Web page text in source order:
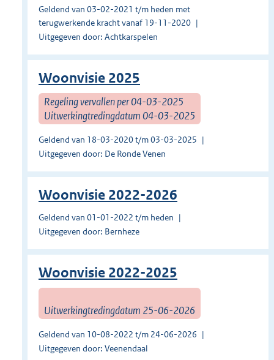
Geldend van 03-02-2021 t/m heden met
terugwerkende kracht vanaf 19-11-2020
Uitgegeven door: Achtkarspelen
Woonvisie 2025
Regeling vervallen per 04-03-2025
Uitwerkingtredingdatum 04-03-2025
Geldend van 18-03-2020 t/m 03-03-2025
Uitgegeven door: De Ronde Venen
Woonvisie 2022-2026
Geldend van 01-01-2022 t/m heden
Uitgegeven door: Bernheze
Woonvisie 2022-2025
Uitwerkingtredingdatum 25-06-2026
Geldend van 10-08-2022 t/m 24-06-2026
Uitgegeven door: Veenendaal